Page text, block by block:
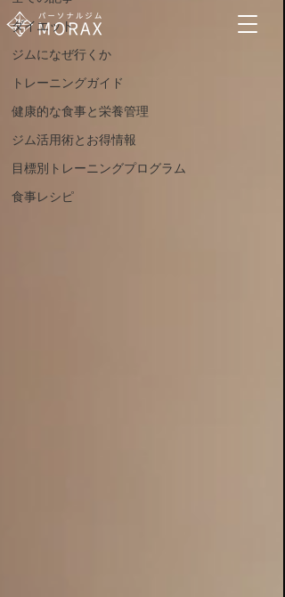
ダイエット
ジムになぜ行くか
トレーニングガイド
健康的な食事と栄養管理
ジム活用術とお得情報
目標別トレーニングプログラム
食事レシピ